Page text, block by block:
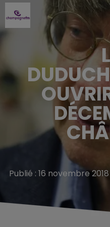
Publié : 16 novembre